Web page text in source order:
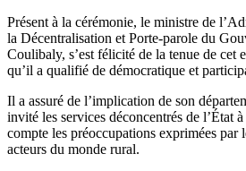
Présent à la cérémonie, le ministre de
la Décentralisation et Porte-parole du
Coulibaly, s’est félicité de la tenue de cet
qu’il a qualifié de démocratique et
Il a assuré de l’implication de son
invité les services déconcentrés de l’État
compte les préoccupations exprimées par
acteurs du monde rural.